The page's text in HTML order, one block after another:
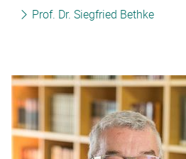
Prof. Dr. Siegfried Bethke